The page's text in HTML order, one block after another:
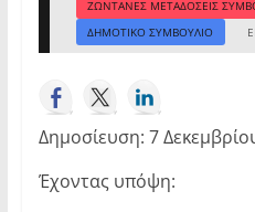
ΖΩΝΤΑΝΕΣ ΜΕΤΑΔΟΣΕΙΣ
ΔΗΜΟΤΙΚΟ ΣΥΜΒΟΥΛΙΟ
Δημοσίευση: 7
Έχοντας υπόψη: